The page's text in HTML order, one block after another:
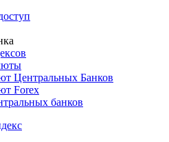
7-дневный
базу данных
Центральных Банков